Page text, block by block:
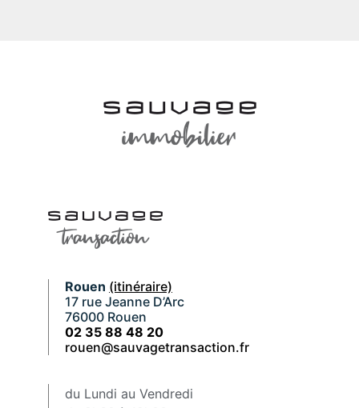
Rouen (itinéraire)
17 rue Jeanne D’Arc
76000 Rouen
02 35 88 48 20
rouen@sauvagetransaction.fr
du Lundi au Vendredi